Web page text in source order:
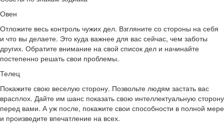
Овен
Отложите весь контроль чужих дел. Взгляните со стороны на себя
и что вы делаете. Это куда важнее для вас сейчас, чем заботы
других. Обратите внимание на свой список дел и начинайте
постепенно решать свои проблемы.
Телец
Покажите свою веселую сторону. Позвольте людям застать вас
врасплох. Дайте им шанс показать свою интеллектуальную сторону
перед вами. А уж после, покажите свои способности в полной мере
и произведите впечатление на всех.